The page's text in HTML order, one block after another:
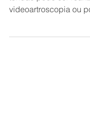
videoartroscopia ou